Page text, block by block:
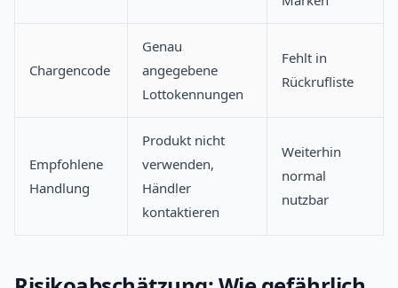
Chargencode
Genau
angegebene
Lottokennungen
Fehlt in
Rückrufliste
Empfohlene
Handlung
Produkt nicht
verwenden,
Händler
kontaktieren
Weiterhin
normal
nutzbar